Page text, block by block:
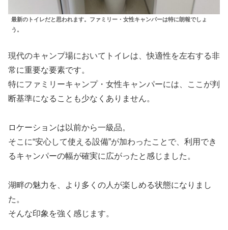
最新のトイレだと思われます。ファミリー・女性キャンパーは特に朗報でしょ
う。
現代のキャンプ場においてトイレは、快適性を左右する非
常に重要な要素です。
特にファミリーキャンプ・女性キャンパーには、ここが判
断基準になることも少なくありません。
ロケーションは以前から一級品。
そこに“安心して使える設備”が加わったことで、利用でき
るキャンパーの幅が確実に広がったと感じました。
湖畔の魅力を、より多くの人が楽しめる状態になりまし
た。
そんな印象を強く感じます。